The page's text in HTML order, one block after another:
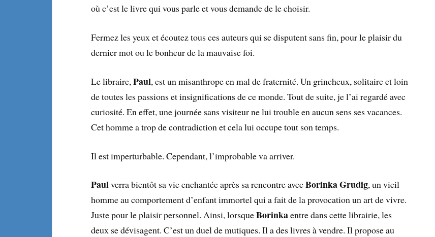
où c’est le livre qui vous parle et vous demande de le choisir.
Fermez les yeux et écoutez tous ces auteurs qui se disputent sans fin, pour le plaisir du
dernier mot ou le bonheur de la mauvaise foi.
Le libraire,Paul, est un misanthrope en mal de fraternité. Un grincheux, solitaire et loin
de toutes les passions et insignifications de ce monde. Tout de suite, je l’ai regardé avec
curiosité. En effet, une journée sans visiteur ne lui trouble en aucun sens ses vacances.
Cet homme a trop de contradiction et cela lui occupe tout son temps.
Il est imperturbable. Cependant, l’improbable va arriver.
Paulverra bientôt sa vie enchantée après sa rencontre avecBorinka Grudig, un vieil
homme au comportement d’enfant immortel qui a fait de la provocation un art de vivre.
Juste pour le plaisir personnel. Ainsi, lorsqueBorinkaentre dans cette librairie, les
deux se dévisagent. C’est un duel de mutiques. Il a des livres à vendre. Il propose au